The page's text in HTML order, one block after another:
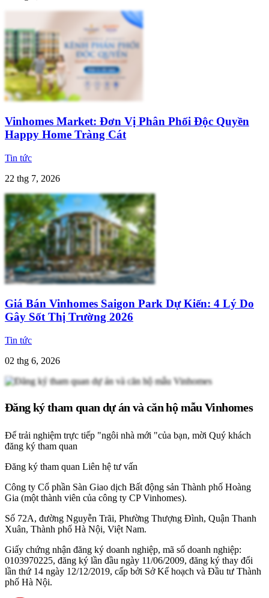
Vinhomes Market: Đơn Vị Phân Phối Độc Quyền
Happy Home Tràng Cát
Tin tức
22 thg 7, 2026
Giá Bán Vinhomes Saigon Park Dự Kiến: 4 Lý Do
Gây Sốt Thị Trường 2026
Tin tức
02 thg 6, 2026
Đăng ký tham quan dự án và căn hộ mẫu Vinhomes
Để trải nghiệm trực tiếp "ngôi nhà mới "của bạn, mời Quý khách
đăng ký tham quan
Đăng ký tham quan Liên hệ tư vấn
Công ty Cổ phần Sàn Giao dịch Bất động sản Thành phố Hoàng
Gia (một thành viên của công ty CP Vinhomes).
Số 72A, đường Nguyễn Trãi, Phường Thượng Đình, Quận Thanh
Xuân, Thành phố Hà Nội, Việt Nam.
Giấy chứng nhận đăng ký doanh nghiệp, mã số doanh nghiệp:
0103970225, đăng ký lần đầu ngày 11/06/2009, đăng ký thay đổi
lần thứ 14 ngày 12/12/2019, cấp bởi Sở Kế hoạch và Đầu tư Thành
phố Hà Nội.